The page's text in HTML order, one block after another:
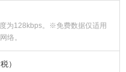
为128kbps。※免费数据仅适用
络。
）